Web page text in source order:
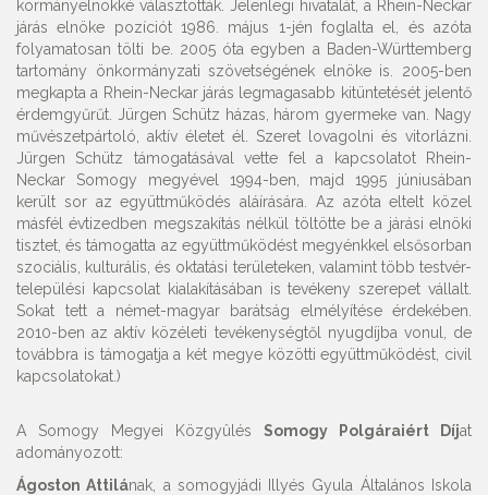
kormányelnökké választották. Jelenlegi hivatalát, a Rhein-Neckar
járás elnöke pozíciót 1986. május 1-jén foglalta el, és azóta
folyamatosan tölti be. 2005 óta egyben a Baden-Württemberg
tartomány önkormányzati szövetségének elnöke is. 2005-ben
megkapta a Rhein-Neckar járás legmagasabb kitüntetését jelentő
érdemgyűrűt. Jürgen Schütz házas, három gyermeke van. Nagy
művészetpártoló, aktív életet él. Szeret lovagolni és vitorlázni.
Jürgen Schütz támogatásával vette fel a kapcsolatot Rhein-
Neckar Somogy megyével 1994-ben, majd 1995 júniusában
került sor az együttműködés aláírására. Az azóta eltelt közel
másfél évtizedben megszakítás nélkül töltötte be a járási elnöki
tisztet, és támogatta az együttműködést megyénkkel elsősorban
szociális, kulturális, és oktatási területeken, valamint több testvér-
települési kapcsolat kialakításában is tevékeny szerepet vállalt.
Sokat tett a német-magyar barátság elmélyítése érdekében.
2010-ben az aktív közéleti tevékenységtől nyugdíjba vonul, de
továbbra is támogatja a két megye közötti együttműködést, civil
kapcsolatokat.)
A Somogy Megyei Közgyûlés Somogy Polgáraiért Díjat
adományozott:
Ágoston Attilának, a somogyjádi Illyés Gyula Általános Iskola